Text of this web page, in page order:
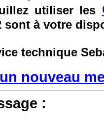
utiliser les
sont à votre
technique
nouveau
: